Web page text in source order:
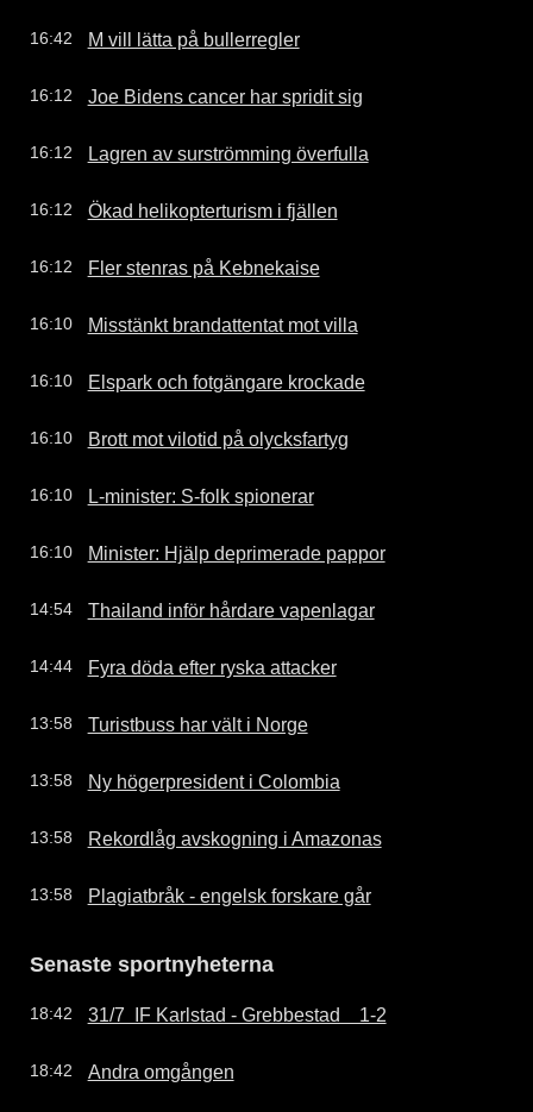
16:42 M vill lätta på bullerregler
16:12 Joe Bidens cancer har spridit sig
16:12 Lagren av surströmming överfulla
16:12 Ökad helikopterturism i fjällen
16:12 Fler stenras på Kebnekaise
16:10 Misstänkt brandattentat mot villa
16:10 Elspark och fotgängare krockade
16:10 Brott mot vilotid på olycksfartyg
16:10 L-minister: S-folk spionerar
16:10 Minister: Hjälp deprimerade pappor
14:54 Thailand inför hårdare vapenlagar
14:44 Fyra döda efter ryska attacker
13:58 Turistbuss har vält i Norge
13:58 Ny högerpresident i Colombia
13:58 Rekordlåg avskogning i Amazonas
13:58 Plagiatbråk - engelsk forskare går
Senaste sportnyheterna
18:42 31/7  IF Karlstad - Grebbestad    1-2
18:42 Andra omgången